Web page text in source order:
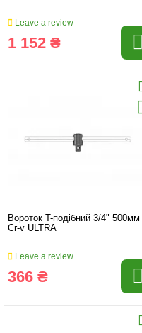
Leave a review
1 152 ₴
Вороток T-подібний 3/4" 500мм
Cr-v ULTRA
Leave a review
366 ₴